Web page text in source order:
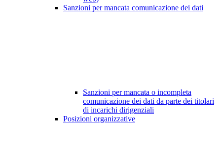
Sanzioni per mancata comunicazione dei dati
Sanzioni per mancata o incompleta
comunicazione dei dati da parte dei titolari
di incarichi dirigenziali
Posizioni organizzative